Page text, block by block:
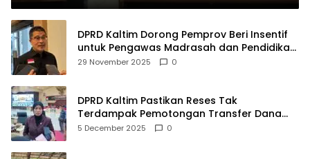
DPRD Kaltim Dorong Pemprov Beri Insentif
untuk Pengawas Madrasah dan Pendidikan
Agama
29 November 2025 0
DPRD Kaltim Pastikan Reses Tak
Terdampak Pemotongan Transfer Dana
Pusat
5 December 2025 0